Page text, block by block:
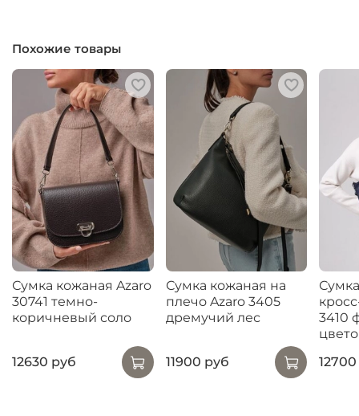
Похожие товары
Сумка кожаная Azaro
30741 темно-
коричневый соло
12630 руб
Сумка кожаная на
плечо Azaro 3405
дремучий лес
11900 руб
3410